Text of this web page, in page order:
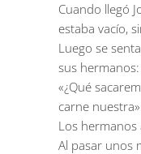
Cuando llegó
estaba vacío,
Luego se
sus hermanos:
«¿Qué
carne
Los
Al pasar unos